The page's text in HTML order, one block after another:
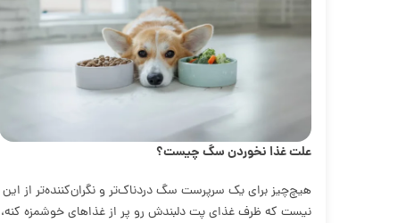
علت غذا نخوردن سگ چیست؟
هیچ‌چیز برای یک سرپرست سگ دردناک‌تر و نگران‌کننده‌تر از این
نیست که ظرف غذای پت دلبندش رو پر از غذاهای خوشمزه کنه،